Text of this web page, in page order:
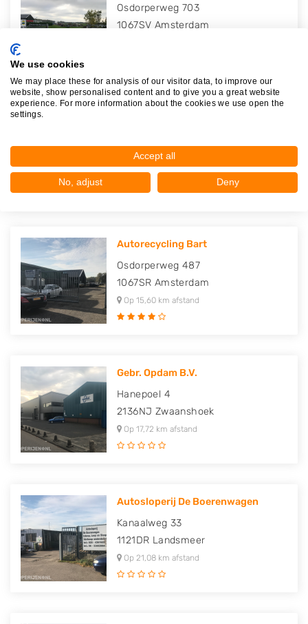
Osdorperweg 703
1067SV Amsterdam
1505HL Zaandam
Op 15,59 km afstand
Autorecycling Bart
Osdorperweg 487
1067SR Amsterdam
Op 15,60 km afstand
Gebr. Opdam B.V.
Hanepoel 4
2136NJ Zwaanshoek
Op 17,72 km afstand
Autosloperij De Boerenwagen
Kanaalweg 33
1121DR Landsmeer
Op 21,08 km afstand
We use cookies
We may place these for analysis of our visitor data, to improve our
website, show personalised content and to give you a great website
experience. For more information about the cookies we use open the
settings.
Accept all
No, adjust Deny